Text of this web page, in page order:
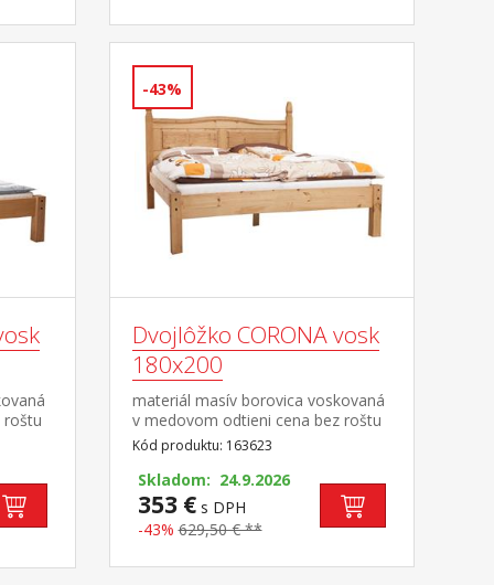
roštu
-43%
Dvojlôžko CORONA vosk
180x200
materiál masív borovica voskovaná
v medovom odtieni cena bez roštu
a matraca odporúčaný rozmer
matraca 180 × 200 cm alebo 2 kusy
90 × 200 cm a rošt R4 alebo 2 kusy
R1 súčasť zostavy Corona
Kód produktu: 163623
Skladom: 24.9.2026
353 €s DPH
-43% 629,50 € **